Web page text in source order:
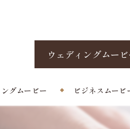
ウェディングムー
グムービー ビジネスムービ